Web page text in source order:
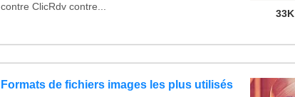
contre ClicRdv contre...
33K
Formats de fichiers images les plus utilisés